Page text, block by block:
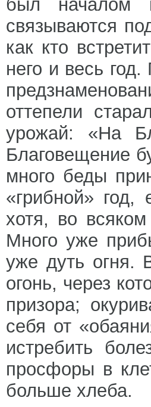
был началом
связываются
как кто
него и весь
оттепели
урожай: «На
Благовещение
много беды
«грибной»
хотя, во
Много уже
уже дуть огня.
огонь, через
призора;
себя от
истребить
просфоры в
больше хлеба.